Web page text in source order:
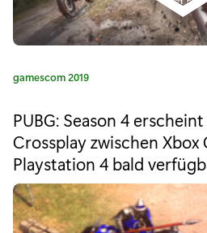
g
a
s
c
o
m
K
e
g
o
i
e
:
gamescom 2019
PUBG: Season 4
Crossplay zwischen Xbox
Playstation 4 bald